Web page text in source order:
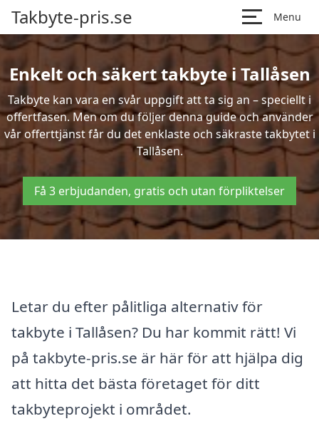
Takbyte-pris.se Menu
Enkelt och säkert takbyte i Tallåsen
Takbyte kan vara en svår uppgift att ta sig an – speciellt i
offertfasen. Men om du följer denna guide och använder
vår offerttjänst får du det enklaste och säkraste takbytet i
Tallåsen.
Få 3 erbjudanden, gratis och utan förpliktelser
Letar du efter pålitliga alternativ för
takbyte i Tallåsen? Du har kommit rätt! Vi
på takbyte-pris.se är här för att hjälpa dig
att hitta det bästa företaget för ditt
takbyteprojekt i området.